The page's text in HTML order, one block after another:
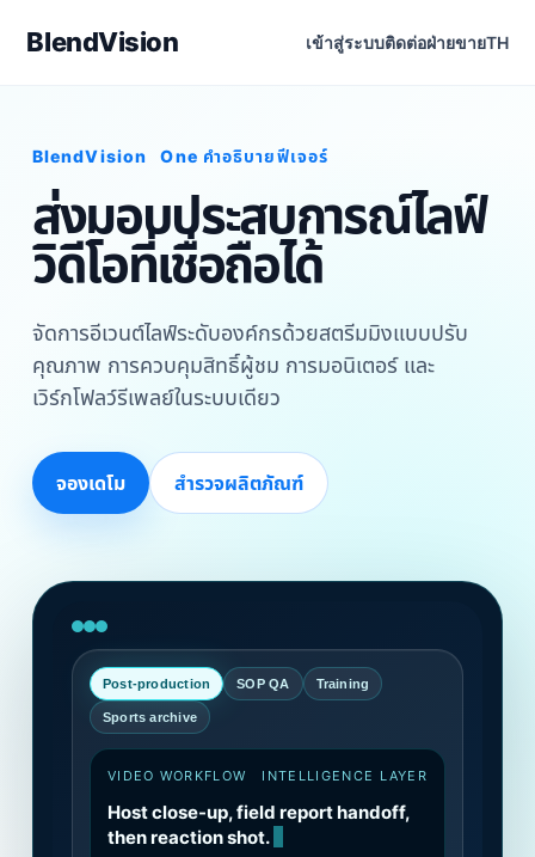
BlendVision เข้าสู่ระบบติดต่อฝ่ายขายTH
BlendVision One คำอธิบายฟีเจอร์
ส่งมอบประสบการณ์ไลฟ์
วิดีโอที่เชื่อถือได้
จัดการอีเวนต์ไลฟ์ระดับองค์กรด้วยสตรีมมิงแบบปรับ
คุณภาพ การควบคุมสิทธิ์ผู้ชม การมอนิเตอร์ และ
เวิร์กโฟลว์รีเพลย์ในระบบเดียว
จองเดโม สำรวจผลิตภัณฑ์
Post-production SOP QA Training
Sports archive
VIDEO WORKFLOW INTELLIGENCE LAYER
Host close-up, field report handoff,
then reaction shot.